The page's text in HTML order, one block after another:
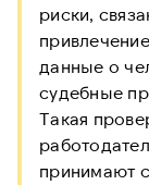
риски,
данные о
судебные
Такая
принимают